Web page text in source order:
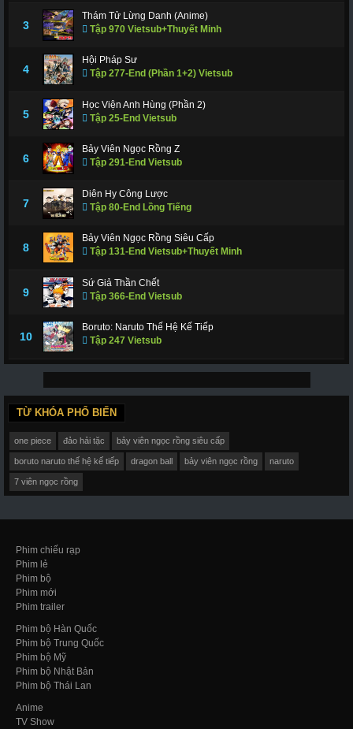
3
Thám Tử Lừng Danh (Anime)
Tập 970 Vietsub+Thuyết Minh
4
Hội Pháp Sư
Tập 277-End (Phần 1+2) Vietsub
5
Học Viện Anh Hùng (Phần 2)
Tập 25-End Vietsub
6
Bảy Viên Ngọc Rồng Z
Tập 291-End Vietsub
7
Diên Hy Công Lược
Tập 80-End Lồng Tiếng
8
Bảy Viên Ngọc Rồng Siêu Cấp
Tập 131-End Vietsub+Thuyết Minh
9
Sứ Giả Thần Chết
Tập 366-End Vietsub
10
Boruto: Naruto Thế Hệ Kế Tiếp
Tập 247 Vietsub
TỪ KHÓA PHỔ BIẾN
one piece đảo hải tặc bảy viên ngọc rồng siêu cấp
boruto naruto thế hệ kế tiếp dragon ball bảy viên ngọc rồng naruto
7 viên ngọc rồng
Phim chiếu rạp
Phim lẻ
Phim bộ
Phim mới
Phim trailer
Phim bộ Hàn Quốc
Phim bộ Trung Quốc
Phim bộ Mỹ
Phim bộ Nhật Bản
Phim bộ Thái Lan
Anime
TV Show